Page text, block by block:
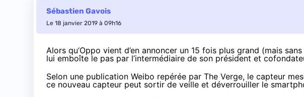
Sébastien Gavois
Le 18 janvier 2019 à 09h16
Alors qu’Oppo vient d’en annoncer un 15 fois plus grand (mais
lui emboîte le pas par l’intermédiaire de son président et
Selon une publication Weibo repérée par The Verge, le capteur
ce nouveau capteur peut sortir de veille et déverrouiller le